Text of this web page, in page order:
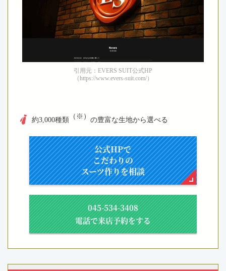
引用元：EVERS SUIT公式HP
（https://www.evers-suit.com/）
約3,000種類 （※） の豊富な生地から選べる
公式HPで
こだわりの
スーツ作りを相談
045-534-3408
電話で来店予約をする